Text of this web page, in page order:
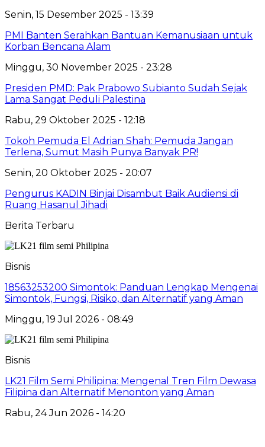
Senin, 15 Desember 2025 - 13:39
PMI Banten Serahkan Bantuan Kemanusiaan untuk
Korban Bencana Alam
Minggu, 30 November 2025 - 23:28
Presiden PMD: Pak Prabowo Subianto Sudah Sejak
Lama Sangat Peduli Palestina
Rabu, 29 Oktober 2025 - 12:18
Tokoh Pemuda El Adrian Shah: Pemuda Jangan
Terlena, Sumut Masih Punya Banyak PR!
Senin, 20 Oktober 2025 - 20:07
Pengurus KADIN Binjai Disambut Baik Audiensi di
Ruang Hasanul Jihadi
Berita Terbaru
Bisnis
18563253200 Simontok: Panduan Lengkap Mengenai
Simontok, Fungsi, Risiko, dan Alternatif yang Aman
Minggu, 19 Jul 2026 - 08:49
Bisnis
LK21 Film Semi Philipina: Mengenal Tren Film Dewasa
Filipina dan Alternatif Menonton yang Aman
Rabu, 24 Jun 2026 - 14:20